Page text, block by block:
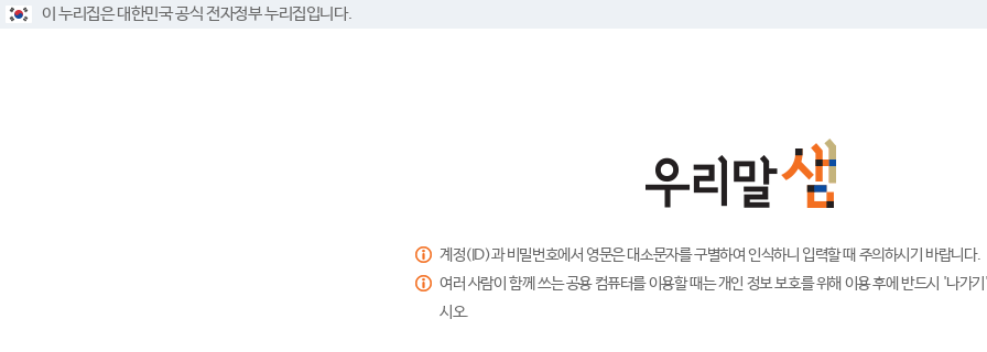
이 누리집은 대한민국 공식 전자정부 누리집입니다.
계정(ID)과 비밀번호에서 영문은 대소문자를 구별하여 인식하니 입력할 때 주의하시기 바랍니다.
여러 사람이 함께 쓰는 공용 컴퓨터를 이용할 때는 개인 정보 보호를 위해 이용 후에 반드시 '나가
시오.